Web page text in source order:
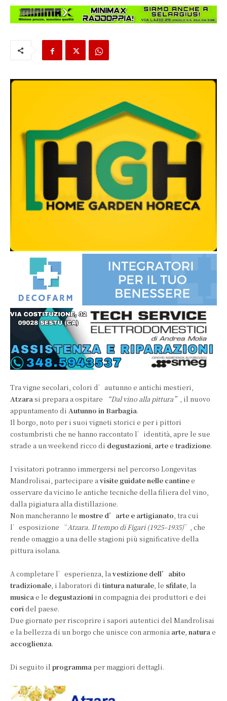
Tra vigne secolari, colori d’autunno e antichi mestieri,
Atzarasi prepara a ospitare “Dal vino alla pittura” , il nuovo
appuntamento di Autunno in Barbagia.
Il borgo, noto per i suoi vigneti storici e per i pittori
costumbristi che ne hanno raccontato l’identità, apre le sue
strade a un weekend ricco di degustazioni, artee tradizione.
I visitatori potranno immergersi nel percorso Longevitas
Mandrolisai, partecipare avisite guidate nelle cantinee
osservare da vicino le antiche tecniche della filiera del vino,
dalla pigiatura alla distillazione.
Non mancheranno le mostre d’arte e artigianato, tra cui
l’esposizione “Atzara. Il tempo di Figari (1925–1935)”, che
rende omaggio a una delle stagioni più significative della
pittura isolana.
A completare l’esperienza, lavestizione dell’abito
tradizionale, i laboratori di tintura naturale, le sfilate, la
musicae le degustazioni in compagnia dei produttori e dei
coridel paese.
Due giornate per riscoprire i sapori autentici del Mandrolisai
e la bellezza di un borgo che unisce con armonia arte, naturae
accoglienza.
Di seguito il programmaper maggiori dettagli.